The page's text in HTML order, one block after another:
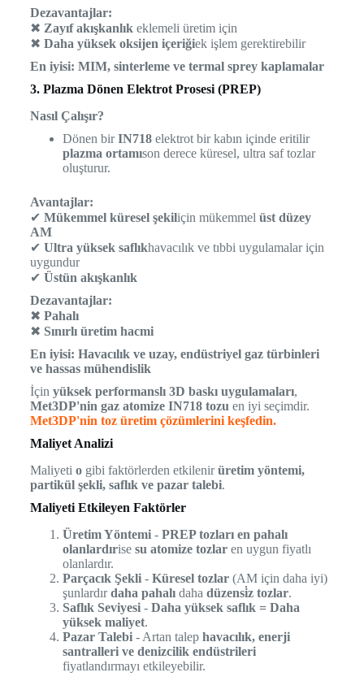
Dezavantajlar:
✖ Zayıf akışkanlıkeklemeli üretim için
✖ Daha yüksek oksijen içeriğiek işlem gerektirebilir
En iyisi: MIM, sinterleme ve termal sprey kaplamalar
3. Plazma Dönen Elektrot Prosesi (PREP)
Nasıl Çalışır?
Dönen birIN718elektrot bir kabın içinde eritilir
plazma ortamıson derece küresel, ultra saf tozlar
oluşturur.
Avantajlar:
✔ Mükemmel küresel şekiliçin mükemmel üst düzey
AM
✔ Ultra yüksek saflıkhavacılık ve tıbbi uygulamalar için
uygundur
✔ Üstün akışkanlık
Dezavantajlar:
✖ Pahalı
✖ Sınırlı üretim hacmi
En iyisi: Havacılık ve uzay, endüstriyel gaz türbinleri
ve hassas mühendislik
İçin yüksek performanslı 3D baskı uygulamaları,
Met3DP'nin gaz atomize IN718 tozu en iyi seçimdir.
Met3DP'nin toz üretim çözümlerini keşfedin.
Maliyet Analizi
Maliyeti ogibi faktörlerden etkilenirüretim yöntemi,
partikül şekli, saflık ve pazar talebi.
Maliyeti Etkileyen Faktörler
Üretim Yöntemi- PREP tozları en pahalı
olanlardırise su atomize tozlaren uygun fiyatlı
olanlardır.
Parçacık Şekli- Küresel tozlar(AM için daha iyi)
şunlardırdaha pahalıdaha düzensi̇z tozlar.
Saflık Seviyesi- Daha yüksek saflık = Daha
yüksek maliyet.
Pazar Talebi- Artan talep havacılık, enerji
santralleri ve denizcilik endüstrileri
fiyatlandırmayı etkileyebilir.